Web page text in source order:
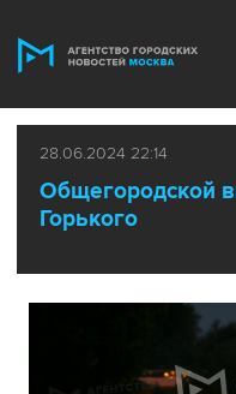
28.06.2024 22:14
Общегородской
Горького